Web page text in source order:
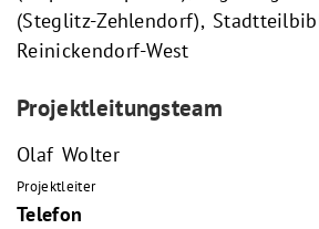
(Steglitz-Zehlendorf),
Reinickendorf-West
Projektleitungsteam
Olaf Wolter
Projektleiter
Telefon